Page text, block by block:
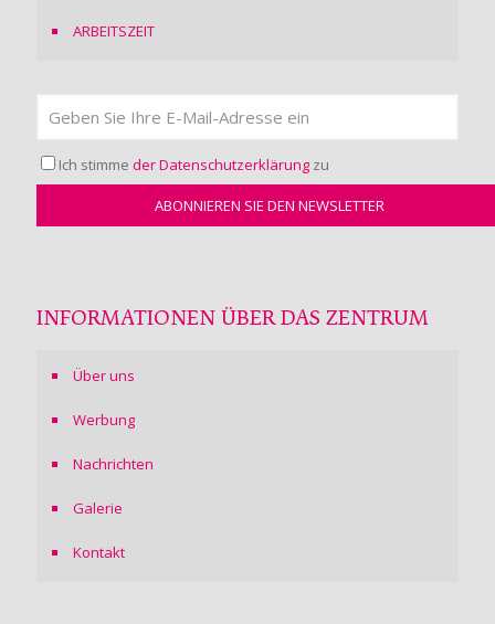
ARBEITSZEIT
Ich stimme der Datenschutzerklärung zu
INFORMATIONEN ÜBER DAS ZENTRUM
Über uns
Werbung
Nachrichten
Galerie
Kontakt